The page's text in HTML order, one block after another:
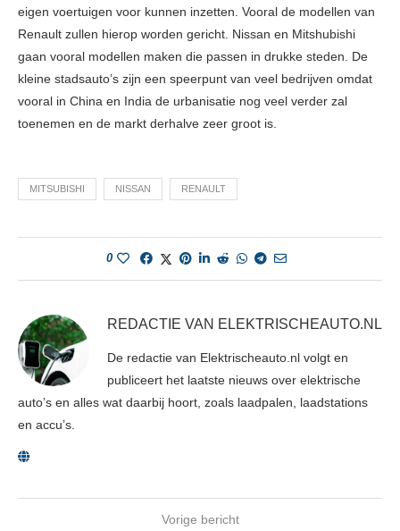
eigen voertuigen voor kunnen inzetten. Vooral de modellen van
Renault zullen hierop worden gericht. Nissan en Mitshubishi
gaan vooral modellen maken die passen in drukke steden. De
kleine stadsauto’s zijn een speerpunt van veel bedrijven omdat
vooral in China en India de urbanisatie nog veel verder zal
toenemen en de markt derhalve zeer groot is.
MITSUBISHI NISSAN RENAULT
0
REDACTIE VAN ELEKTRISCHEAUTO.NL
De redactie van Elektrischeauto.nl volgt en
publiceert het laatste nieuws over elektrische
auto’s en alles wat daarbij hoort, zoals laadpalen, laadstations
en accu’s.
Vorige bericht